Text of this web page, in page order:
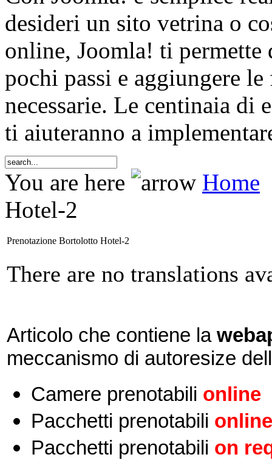
desideri un sito vetrina o
online, Joomla! ti
pochi passi e aggiungere
necessarie. Le centinaia
ti aiuteranno a
You are here
Home
Hotel-2
Prenotazione Bortolotto Hotel-2
There are no translations
Articolo che contiene la
meccanismo di autoresize
Camere prenotabili online
Pacchetti prenotabili
Pacchetti prenotabili on